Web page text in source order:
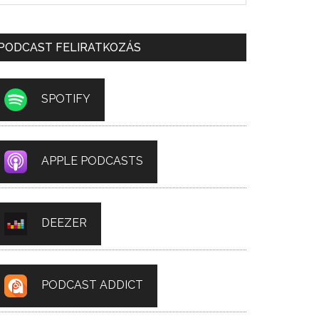
FELIRATKOZÁS
SPOTIFY
APPLE PODCASTS
DEEZER
PODCAST ADDICT